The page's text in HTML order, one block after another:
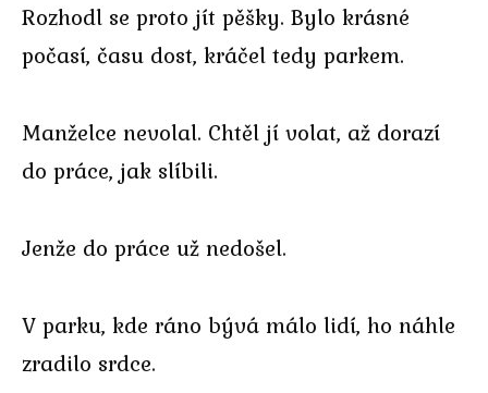
Rozhodl se proto jít pěšky. Bylo krásné
počasí, času dost, kráčel tedy parkem.
Manželce nevolal. Chtěl jí volat, až dorazí
do práce, jak slíbili.
Jenže do práce už nedošel.
V parku, kde ráno bývá málo lidí, ho náhle
zradilo srdce.